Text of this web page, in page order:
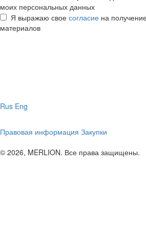
моих персональных данных
Я выражаю свое согласие на
материалов
Rus Eng
Правовая информация Закупки
© 2026, MERLION. Все права защищены.